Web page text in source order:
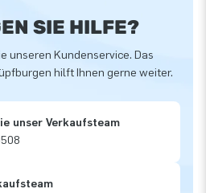
SIE HILFE?
unseren Kundenservice. Das
hilft Ihnen gerne weiter.
unser Verkaufsteam